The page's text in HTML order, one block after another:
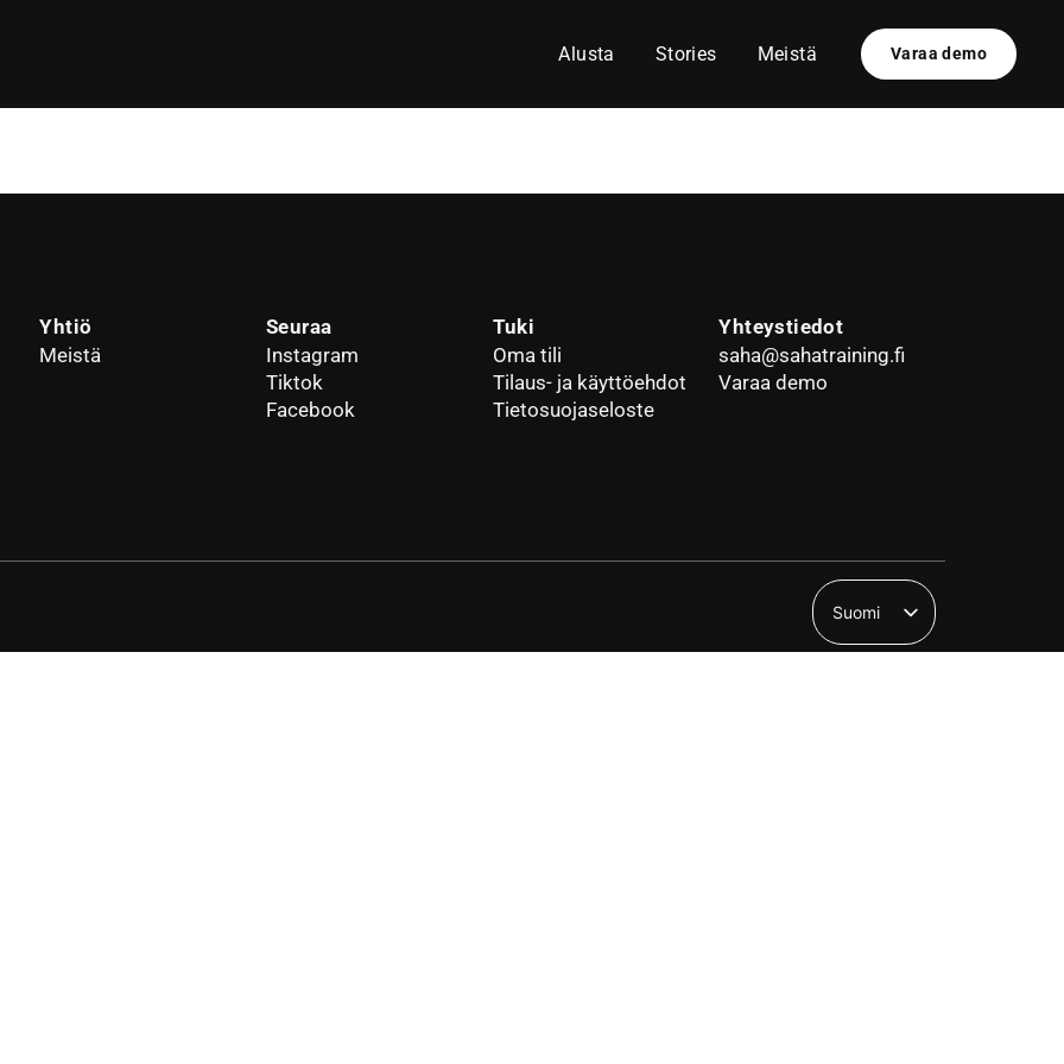
Alusta Stories Meistä Varaa demo
Yhtiö
Meistä
Seuraa
Instagram
Tiktok
Facebook
Tuki
Oma tili
Tilaus- ja käyttöehdot
Tietosuojaseloste
Yhteystiedot
saha@sahatraining.fi
Varaa demo
Suomi
English